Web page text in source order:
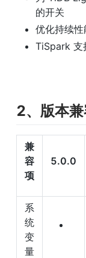
的开关
优化持续性
TiSpark 支
2、版本
兼
容
项
5.0.0
系
统
变
量